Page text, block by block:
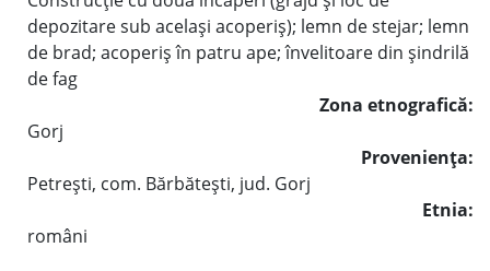
depozitare sub acelaşi acoperiş); lemn de stejar; lemn
de brad; acoperiş în patru ape; învelitoare din şindrilă
de fag
Zona etnografică:
Gorj
Provenienţa:
Petreşti, com. Bărbăteşti, jud. Gorj
Etnia:
români